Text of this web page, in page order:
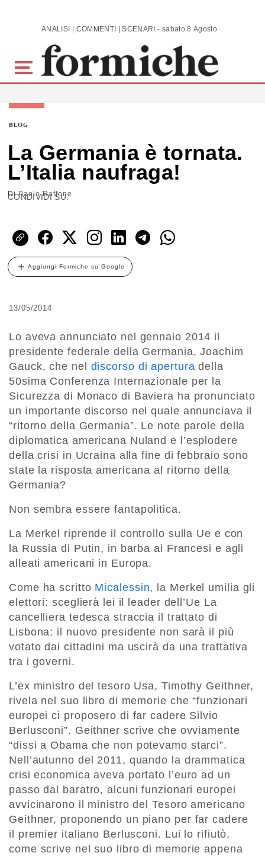
Skip to main content ANALISI | COMMENTI | SCENARI - sabato 8 Agosto 2026
BLOG
La Germania è tornata.
L’Italia naufraga!
DiPaolo Raffone
CONDIVIDI SU:
Aggiungi Formiche su Google
13/05/2014
Lo aveva annunciato nel gennaio 2014 il
presidente federale della Germania, Joachim
Gauck, che nel discorso di apertura della
50sima Conferenza Internazionale per la
Sicurezza di Monaco di Baviera ha pronunciato
un importante discorso nel quale annunciava il
“ritorno della Germania”. Le note parole della
diplomatica americana Nuland e l’esplodere
della crisi in Ucraina alla fine di febbraio sono
state la risposta americana al ritorno della
Germania?
Non sembra essere fantapolitica.
La Merkel riprende il controllo sulla Ue e con
la Russia di Putin, in barba ai Francesi e agli
alleati americani in Europa.
Come ha scritto Micalessin, la Merkel umilia gli
elettori: sceglierà lei il leader dell’Ue La
cancelliera tedesca straccia il trattato di
Lisbona: il nuovo presidente non sarà il più
votato dai cittadini ma uscirà da una trattativa
tra i governi.
L’ex ministro del tesoro Usa, Timothy Geithner,
rivela nel suo libro di memorie che “funzionari
europei ci proposero di far cadere Silvio
Berlusconi”. Geithner scrive che ovviamente
“dissi a Obama che non potevamo starci”.
Nell’autunno del 2011, quando la drammatica
crisi economica aveva portato l’euro ad un
passo dal baratro, alcuni funzionari europei
avvicinarono il ministro del Tesoro americano
Geithner, proponendo un piano per far cadere
il premier italiano Berlusconi. Lui lo rifiutò,
come scrive nel suo libro di memorie appena